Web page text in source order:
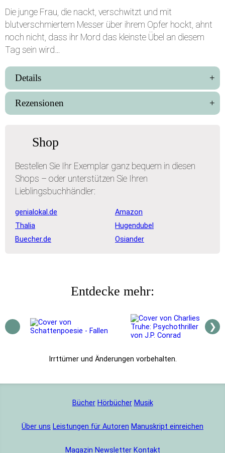
Die junge Frau, die nackt, verschwitzt und mit
blutverschmiertem Messer über ihrem Opfer hockt, ahnt
noch nicht, dass ihr Mord das kleinste Übel an diesem
Tag sein wird…
Details
Rezensionen
Shop
Bestellen Sie Ihr Exemplar ganz bequem in diesen
Shops – oder unterstützen Sie Ihren
Lieblingsbuchhändler:
genialokal.de
Amazon
Thalia
Hugendubel
Buecher.de
Osiander
Entdecke mehr:
❯
Bücher Hörbücher Musik
Über uns Leistungen für Autoren Manuskript einreichen
Magazin Newsletter Kontakt